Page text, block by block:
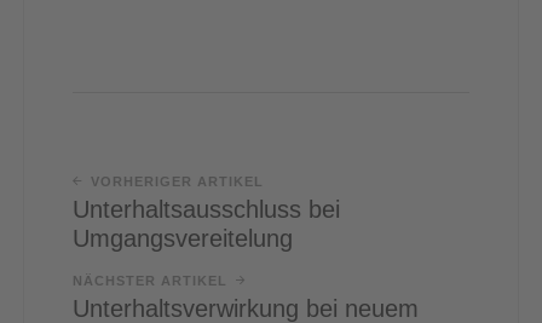
VORHERIGER ARTIKEL
Unterhaltsausschluss bei
Umgangsvereitelung
NÄCHSTER ARTIKEL
Unterhaltsverwirkung bei neuem